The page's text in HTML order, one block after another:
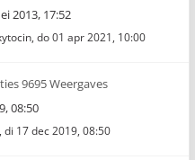
2013, 17:52
, do 01 apr 2021, 10:00
9695 Weergaves
08:50
, di 17 dec 2019, 08:50